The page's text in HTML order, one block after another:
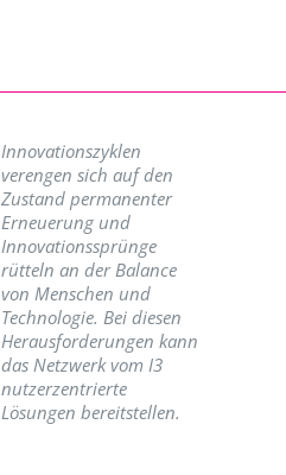
Innovationszyklen
verengen sich auf den
Zustand permanenter
Erneuerung und
Innovationssprünge
rütteln an der Balance
von Menschen und
Technologie. Bei diesen
Herausforderungen kann
das Netzwerk vom I3
nutzerzentrierte
Lösungen bereitstellen.